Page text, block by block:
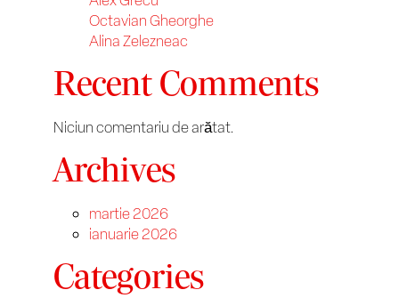
Octavian Gheorghe
Alina Zelezneac
Recent Comments
Niciun comentariu de arătat.
Archives
martie 2026
ianuarie 2026
Categories